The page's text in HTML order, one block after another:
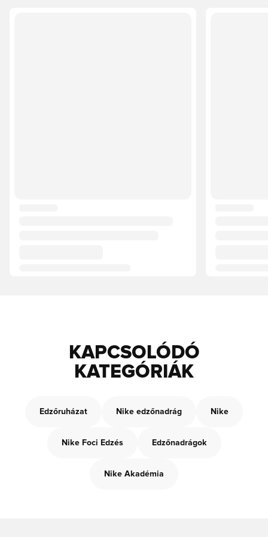
KAPCSOLÓDÓ
KATEGÓRIÁK
Edzőruházat Nike edzőnadrág Nike
Nike Foci Edzés Edzőnadrágok
Nike Akadémia